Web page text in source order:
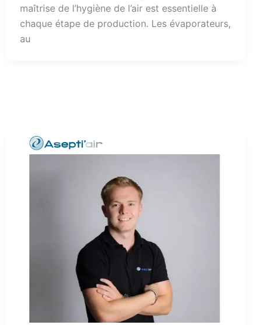
maîtrise de l’hygiène de l’air est essentielle à
chaque étape de production. Les évaporateurs,
au